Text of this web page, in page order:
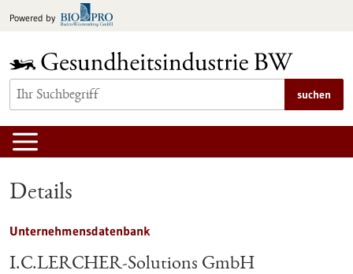
Inhalt
Powered by
suchen
Details
Unternehmensdatenbank
I.C.LERCHER-Solutions GmbH